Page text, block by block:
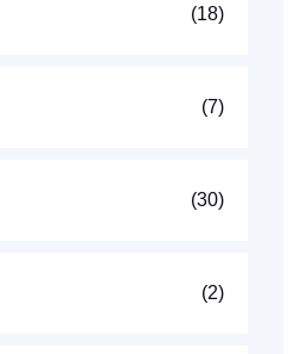
(18)
(7)
(30)
(2)